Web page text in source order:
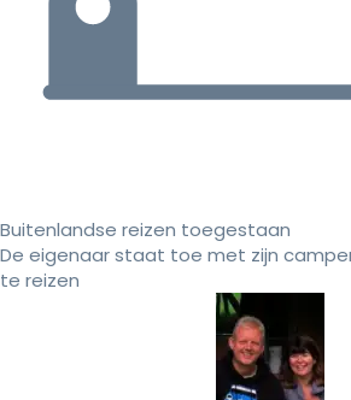
Buitenlandse reizen toegestaan
De eigenaar staat toe met zijn
te reizen